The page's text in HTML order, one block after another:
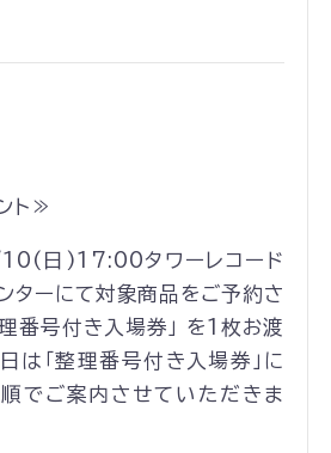
ト≫
10(日)17:00タワーレコード
ターにて対象商品をご予約さ
番号付き入場券」 を1枚お渡
は「整理番号付き入場券」に
でご案内させていただきま